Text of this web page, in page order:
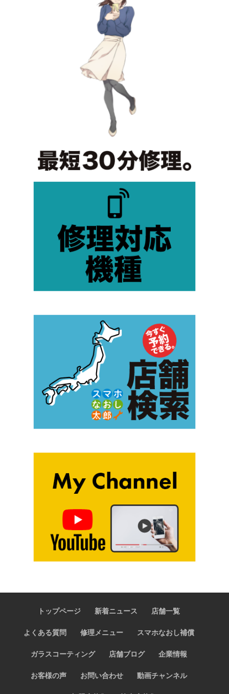
トップページ 新着ニュース 店舗一覧
よくある質問 修理メニュー スマホなおし補償
ガラスコーティング 店舗ブログ 企業情報
お客様の声 お問い合わせ 動画チャンネル